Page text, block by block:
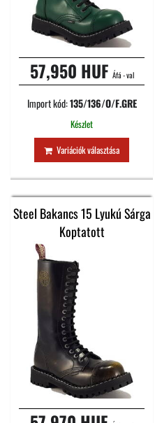
57,950 HUF Áfá - val
Import kód:135/136/O/F.GRE
Készlet
Variációk választása
Steel Bakancs 15 Lyukú Sárga
Koptatott